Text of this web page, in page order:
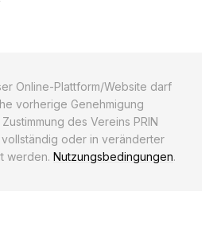
Online-Plattform/Website darf
vorherige Genehmigung
des Vereins PRIN
vollständig oder in veränderter
werden. Nutzungsbedingungen.